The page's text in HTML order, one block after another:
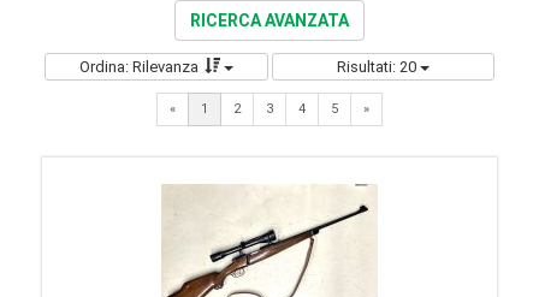
RICERCA AVANZATA
Ordina: Rilevanza Risultati: 20
« 1 2 3 4 5 »Next